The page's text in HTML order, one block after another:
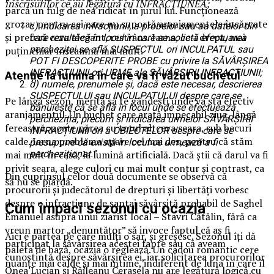
înscrisurilor ce au legătură cu INFRACȚIUNEA;
c) indicarea infracțiunii, a probelor sau aa datelor din
care rezultăcă în locul în care se solictă efectuarea
percheziței se află SUSPECTUL ori INCULPATUL sau
POT FI DESCOPERITE PROBE cu privire la SĂVÂRȘIREA
INFRACȚIUNII ori URME ale SĂVÂRȘIRII INFRACȚIUNII;
d) numele, prenumele și, dacă este necesar, descrierea
SUSPECTULUI sau INCULPATULUI despre care se
bănuiește că se află în locul unde se efectuează
percheziția, precum și indicarea urmelor SĂVÂRȘIRII
INFRACȚIUNII ori a OBIECTELOR despre care se
presupune că există în locul ce urmează a fi
percheziționat.”
Din cuprinsul celor două documente se observă că
procurorii și judecătorul de drepturi și libertăți vorbesc
despre o infracțiune de șantaj săvârșită probabil de Saghel
Emanuel asupra unui ziarist local – Stavri Cătălin, fără ca
vreun martor „denuntățor” să invoce faptul că aș fi
participat la săvârșirea acestei fapte sau că aveam
cunoștintă despre săvărșirea ei, iar solicitarea procurorilor
Onea Lucian și Răileanu Cerasela nu are legătură logică cu
parcă un fulg de nea ridicat în jurul lui. Funcționează
grozav pentru cei care nu suportă aranjamentele încărcate
și preferă ceva elegant, restrâns. Iarna, ce-i drept, mai
puțin chiar înseamnă mai mult.
Atenție la lumina în care va fi văzut buchetul
Pe lângă sezon, merită să te gândești unde va sta efectiv
aranjamentul. Un buchet care arată impecabil ziua, lângă
fereastră, poate părea cu totul altceva seara, sub becuri
calde. Iarna problema apare cel mai des, pentru că stăm
mai mult în casă, la lumină artificială. Dacă știi că darul va fi
privit seara, alege culori cu mai mult contur și contrast, ca
să nu se piardă.
Cum împaci sezonul cu ocazia
Aici e partea pe care mulți o sar, și greșesc. Sezonul îți dă
paleta de bază, ocazia o reglează. Un cadou romantic cere
nuanțe mai calde și mai intime, indiferent de luna în care îl